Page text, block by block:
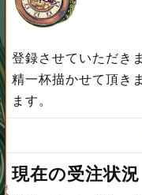
登録させていただき
精一杯描かせて頂き
ます。
現在の受注状況